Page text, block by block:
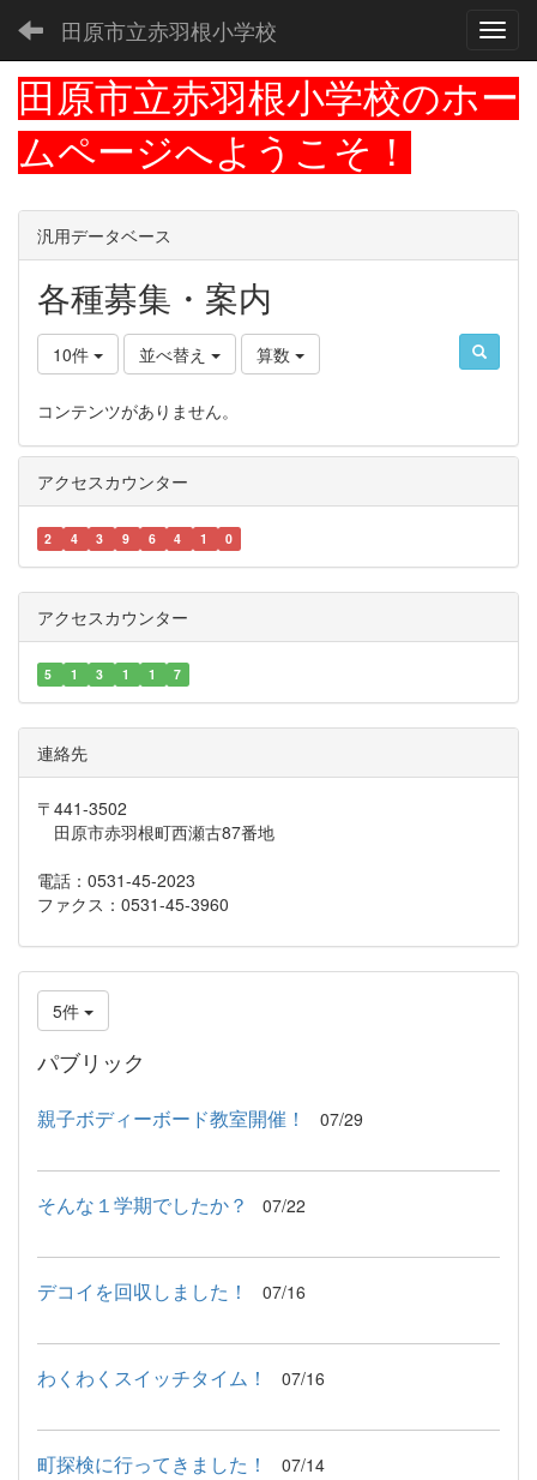
田原市立赤羽根小学校
田原市立赤羽根小学校のホー
ムページへようこそ！
汎用データベース
各種募集・案内
10件 並べ替え 算数
コンテンツがありません。
アクセスカウンター
2 4 3 9 6 4 1 0
アクセスカウンター
5 1 3 1 1 7
連絡先
〒441-3502
田原市赤羽根町西瀬古87番地
電話：0531-45-2023
ファクス：0531-45-3960
5件
パブリック
親子ボディーボード教室開催！ 07/29
そんな１学期でしたか？ 07/22
デコイを回収しました！ 07/16
わくわくスイッチタイム！ 07/16
町探検に行ってきました！ 07/14